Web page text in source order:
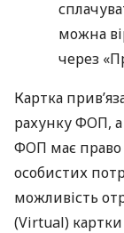
можна
через
Картка
рахунку ФОП, а
ФОП має право
особистих
можливість
(Virtual)